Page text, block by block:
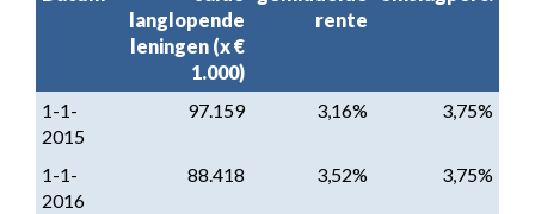
langlopende
leningen (x €
1.000)
rente
1-1-
2015
97.159 3,16% 3,75%
1-1-
2016
88.418 3,52% 3,75%